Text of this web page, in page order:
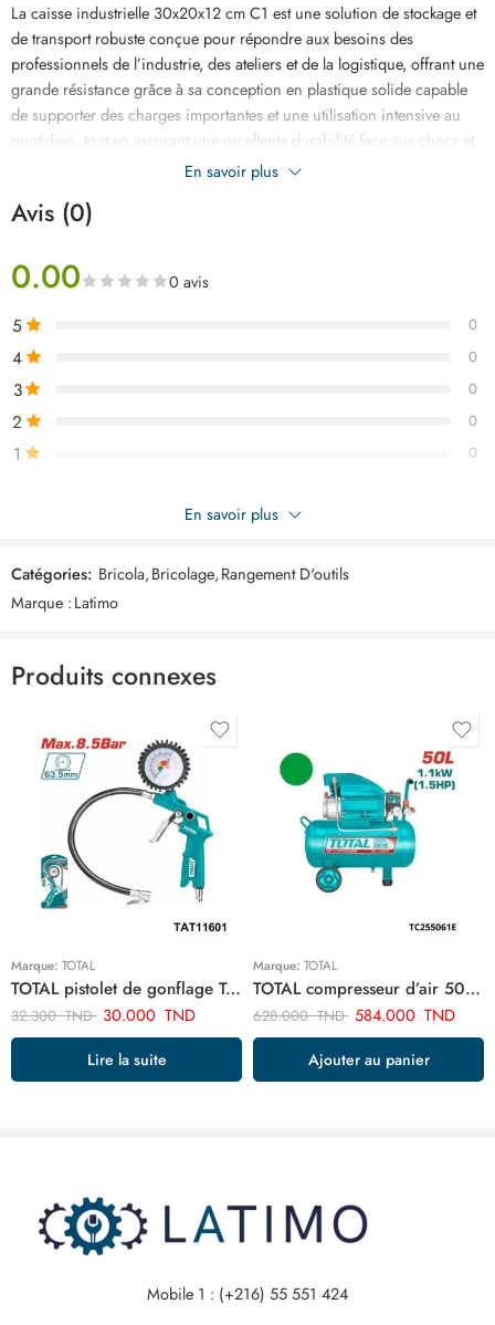
La caisse industrielle 30x20x12 cm C1 est une solution de stockage et
de transport robuste conçue pour répondre aux besoins des
professionnels de l’industrie, des ateliers et de la logistique, offrant une
grande résistance grâce à sa conception en plastique solide capable
de supporter des charges importantes et une utilisation intensive au
quotidien, tout en assurant une excellente durabilité face aux chocs et
aux manipulations répétées, son format pratique permet un rangement
entrepôts et zones de travail, facile à nettoyer et réutilisable, elle garantit
stockage, la manutention et le transport en toute sécurité.
En savoir plus
Avis (0)
0.00 0 avis
5 0
4 0
3 0
2 0
1 0
Soyez le premier à donner votre avis sur “LATIMO Caisse
industriel 30x20x12cm c1 ART03529”
Commentaires
Il n'y a pas encore de critiques.
En savoir plus
Catégories: Bricola,Bricolage,Rangement D'outils
Marque :Latimo
Produits connexes
Marque: TOTAL
TOTAL pistolet de gonflage TAT11601
32.300TND 30.000 TND
Lire la suite
Marque: TOTAL
TOTAL compresseur d’air 50 litre TC255061E
628.000TND 584.000 TND
Ajouter au panier
Mobile 1 : (+216) 55 551 424